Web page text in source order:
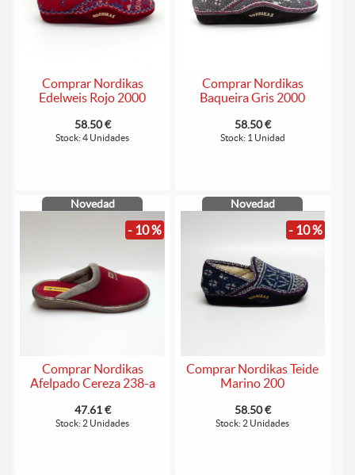
Comprar Nordikas
Edelweis Rojo 2000
58.50 €
Stock: 4 Unidades
Comprar Nordikas
Baqueira Gris 2000
58.50 €
Stock: 1 Unidad
Novedad
- 10 %
Comprar Nordikas
Afelpado Cereza 238-a
47.61 €
Stock: 2 Unidades
Novedad
- 10 %
Comprar Nordikas Teide
Marino 200
58.50 €
Stock: 2 Unidades